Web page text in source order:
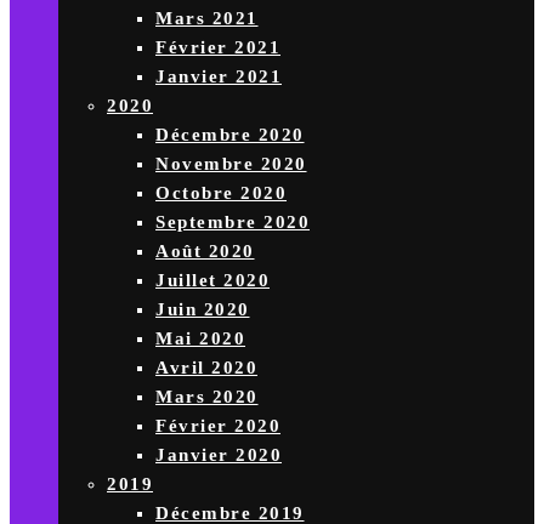
Mars 2021
Février 2021
Janvier 2021
2020
Décembre 2020
Novembre 2020
Octobre 2020
Septembre 2020
Août 2020
Juillet 2020
Juin 2020
Mai 2020
Avril 2020
Mars 2020
Février 2020
Janvier 2020
2019
Décembre 2019